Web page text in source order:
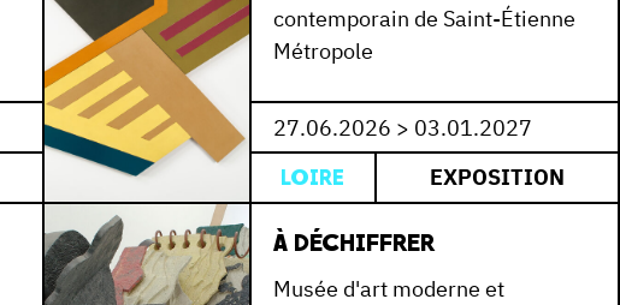
contemporain de Saint-Étienne
Métropole
27.06.2026 > 03.01.2027
LOIRE EXPOSITION
À DÉCHIFFRER
Musée d'art moderne et